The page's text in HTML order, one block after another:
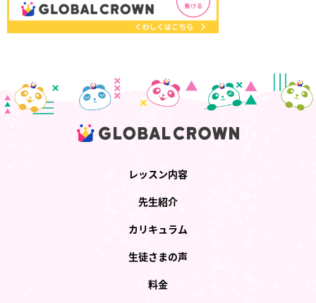
レッスン内容
先生紹介
カリキュラム
生徒さまの声
料金